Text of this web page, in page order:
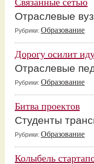
Отраслевые
Рубрики: Образование
Дорогу осилит
Отраслевые
Рубрики: Образование
Битва проектов
Студенты
Рубрики: Образование
Колыбель